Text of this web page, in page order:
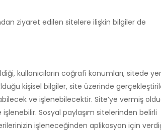
ziyaret edilen sitelere ilişkin bilgiler de
kullanıcıların coğrafi konumları, sitede
kişisel bilgiler, site üzerinde
ve işlenebilecektir. Site’ye vermiş
Sosyal paylaşım sitelerinden belirli
işleneceğinden aplikasyon için